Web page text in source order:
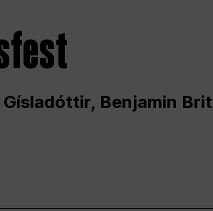
Benjamin